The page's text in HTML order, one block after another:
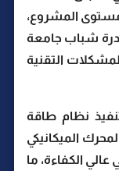
المشروع،
شباب جامعة
التقنية
نظام طاقة
الميكانيكي
الكفاءة، ما